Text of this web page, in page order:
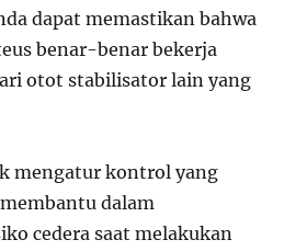
dapat memastikan bahwa
benar-benar bekerja
otot stabilisator lain yang
mengatur kontrol yang
dalam
cedera saat melakukan